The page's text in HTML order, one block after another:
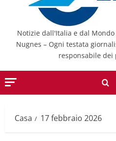
Notizie dall'Italia e dal
Nugnes – Ogni testata
responsabile dei
Casa 17 febbraio 2026